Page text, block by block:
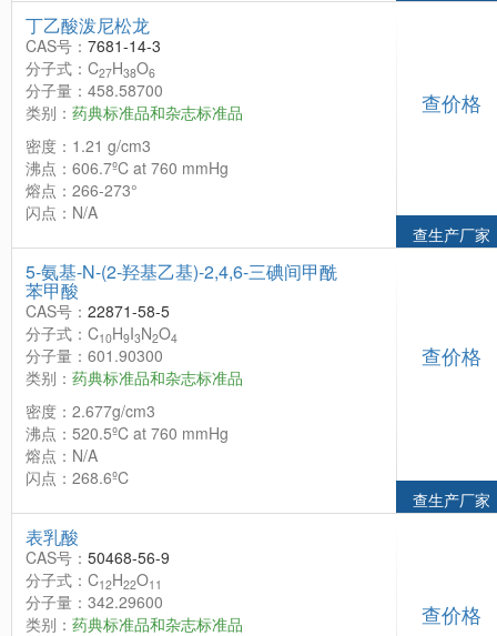
丁乙酸泼尼松龙
CAS号： 7681-14-3
分子式：C27H38O6
分子量：458.58700
类别： 药典标准品和杂志标准品
密度：1.21 g/cm3
沸点：606.7ºC at 760 mmHg
熔点：266-273°
闪点：N/A
查价格
查生产厂家
5-氨基-N-(2-羟基乙基)-2,4,6-三碘间甲酰
苯甲酸
CAS号： 22871-58-5
分子式：C10H9I3N2O4
分子量：601.90300
类别： 药典标准品和杂志标准品
密度：2.677g/cm3
沸点：520.5ºC at 760 mmHg
熔点：N/A
闪点：268.6ºC
查价格
查生产厂家
表乳酸
CAS号： 50468-56-9
分子式：C12H22O11
分子量：342.29600
类别： 药典标准品和杂志标准品
查价格